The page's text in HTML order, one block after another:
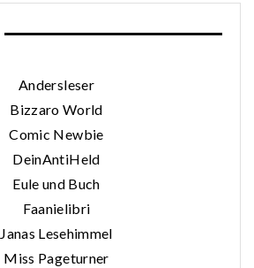
Andersleser
Bizzaro World
Comic Newbie
DeinAntiHeld
Eule und Buch
Faanielibri
Janas Lesehimmel
Miss Pageturner